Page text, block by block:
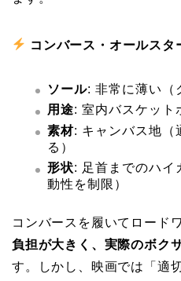
コンバース・オールスタ
ソール: 非常に薄い（
用途: 室内バスケット
素材: キャンバス地（
る）
形状: 足首までのハイ
動性を制限）
コンバースを履いてロード
負担が大きく、実際のボク
す。しかし、映画では「適